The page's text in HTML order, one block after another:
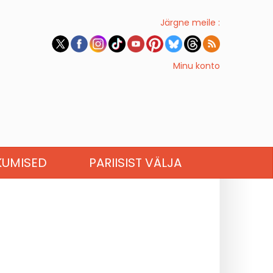
Järgne meile :
Minu konto
PARIISIST VÄLJA